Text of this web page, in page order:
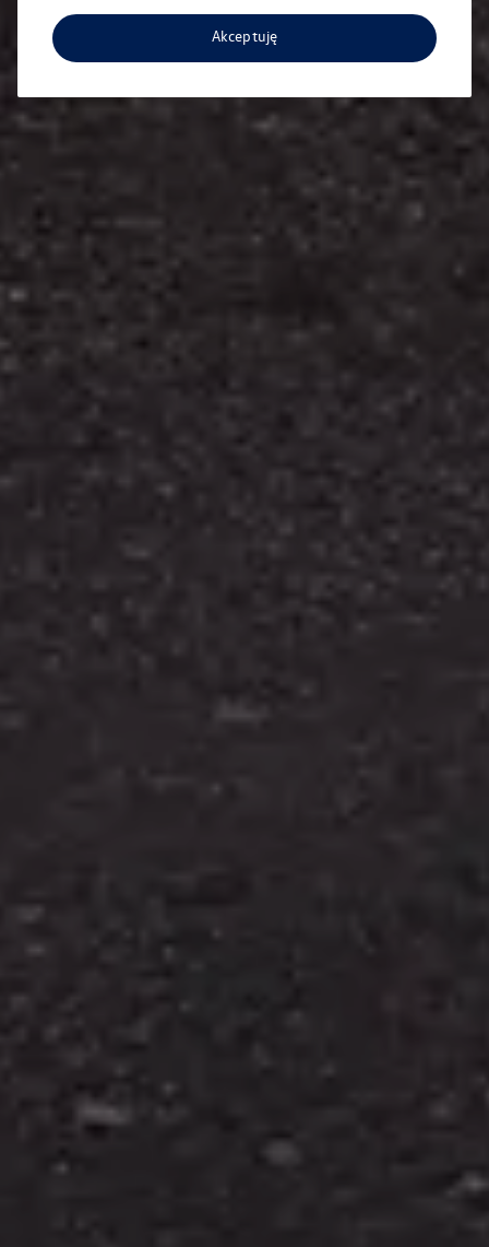
Akceptuję